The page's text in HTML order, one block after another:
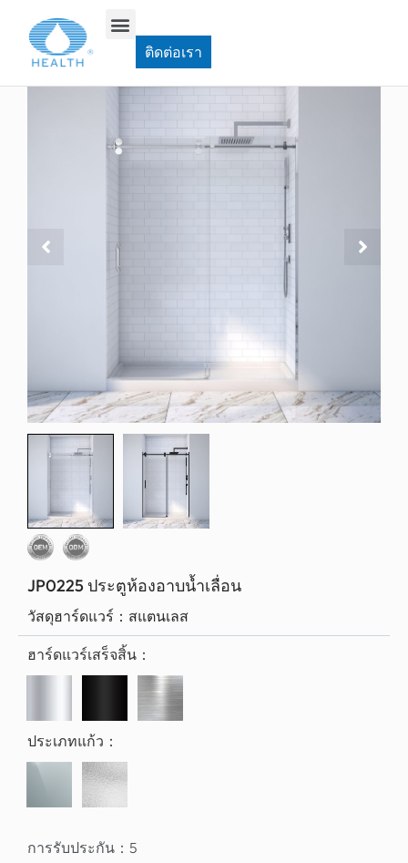
ติดต่อเรา
JP0225 ประตูห้องอาบน้ำเลื่อน
JP0225 ประตูห้องอาบน้ำเลื่อน
วัสดุฮาร์ดแวร์： สแตนเลส
ฮาร์ดแวร์เสร็จสิ้น：
ประเภทแก้ว：
การรับประกัน： 5